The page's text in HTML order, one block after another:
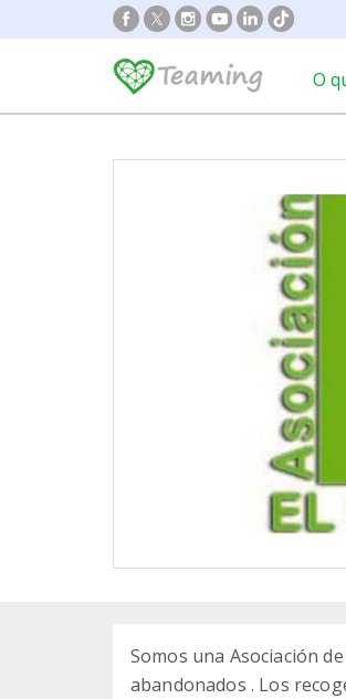
O
Somos una Asociación
abandonados . Los